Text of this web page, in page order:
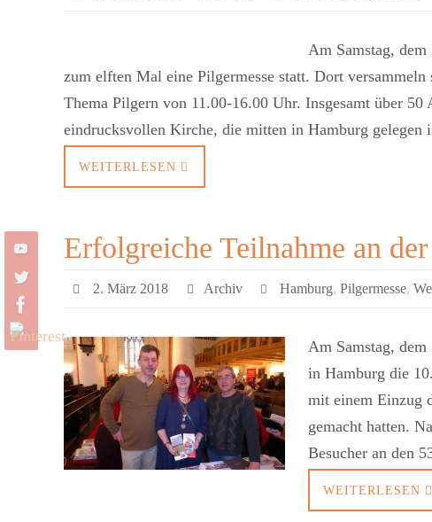
Am Samstag,
zum elften Mal eine Pilgermesse statt. Dort
Thema Pilgern von 11.00-16.00 Uhr. Insgesamt über
eindrucksvollen Kirche, die mitten in Hamburg
WEITERLESEN
Erfolgreiche Teilnahme an
2. März 2018 Archiv Hamburg,Pilgermesse,
Am Samstag,
in Hamburg die
mit einem Einzug
gemacht hatten.
Besucher an den
WEITERLESEN